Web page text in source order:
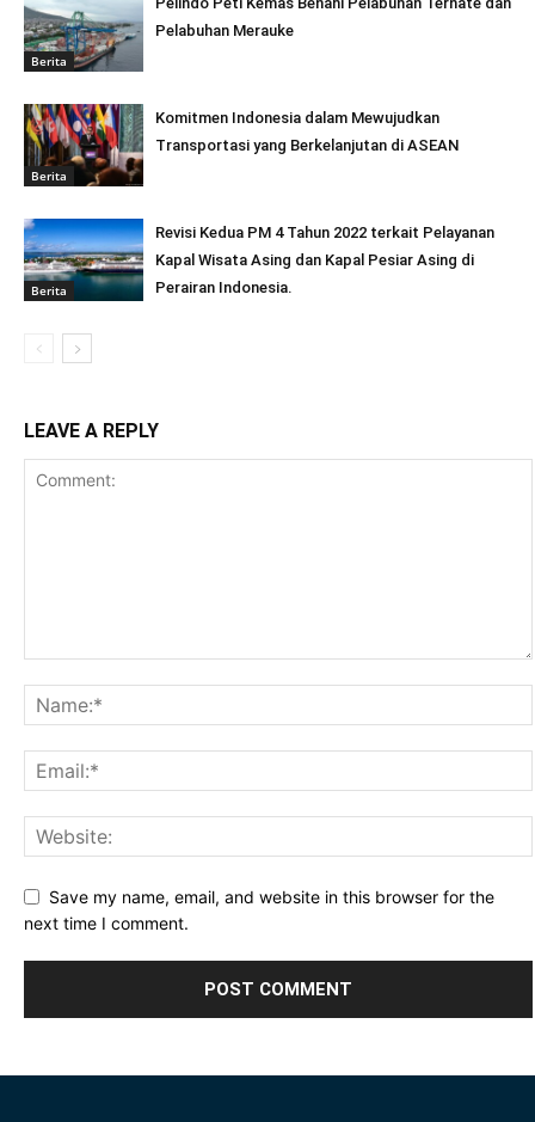
Berita
Pelabuhan Merauke
Berita
Komitmen Indonesia dalam Mewujudkan
Transportasi yang Berkelanjutan di ASEAN
Berita
Revisi Kedua PM 4 Tahun 2022 terkait Pelayanan
Kapal Wisata Asing dan Kapal Pesiar Asing di
Perairan Indonesia.
LEAVE A REPLY
Save my name, email, and website in this browser for the
next time I comment.